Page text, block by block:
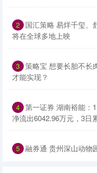
2
国汇策略 易烊千玺、
将在全球多地上映
3 策略宝 想要长胎不长
才能实现？
4 第一证券 湖南裕能：
净流出6042.96万元，3日
5 融券通 贵州深山动物